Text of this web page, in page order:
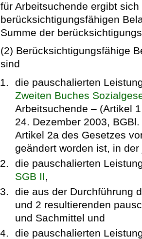
für Arbeitsuchende ergibt
berücksichtigungsfähigen
Summe der
(2) Berücksichtigungsfähige
sind
die pauschalierten
Zweiten Buches
Arbeitsuchende – (Artikel
24. Dezember 2003,
Artikel 2a des Gesetzes
geändert worden ist, in
die pauschalierten
SGB II,
die aus der Durchführung
und 2 resultierenden
und Sachmittel und
die pauschalierten